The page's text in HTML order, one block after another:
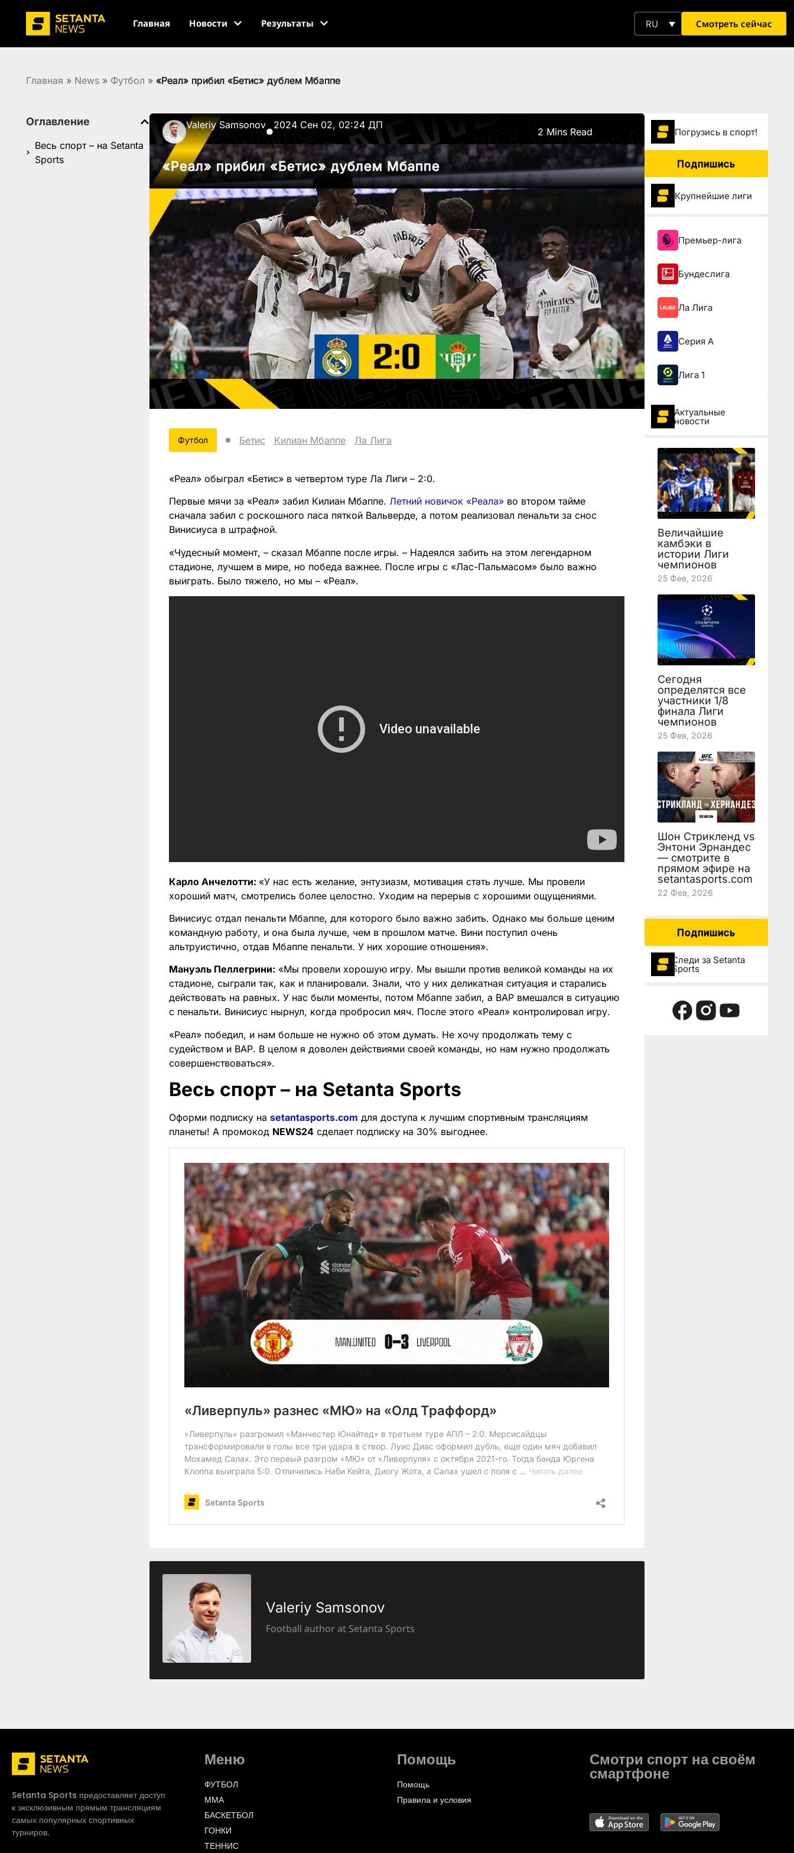
Главная Новости Результаты RU Смотреть сейчас
Главная » News » Футбол » «Реал» прибил «Бетис» дублем Мбаппе
Оглавление
Весь спорт – на Setanta
Sports
Valeriy Samsonov
●
2024 Сен 02, 02:24 ДП
2 Mins Read
«Реал» прибил «Бетис» дублем Мбаппе
Футбол Бетис Килиан Мбаппе Ла Лига
«Реал» обыграл «Бетис» в четвертом туре Ла Лиги – 2:0.
Первые мячи за «Реал» забил Килиан Мбаппе.Летний новичок «Реала» во втором тайме
сначала забил с роскошного паса пяткой Вальверде, а потом реализовал пенальти за снос
Винисиуса в штрафной.
«Чудесный момент, – сказал Мбаппе после игры. – Надеялся забить на этом легендарном
стадионе, лучшем в мире, но победа важнее. После игры с «Лас-Пальмасом» было важно
выиграть. Было тяжело, но мы – «Реал».
Карло Анчелотти: «У нас есть желание, энтузиазм, мотивация стать лучше. Мы провели
хороший матч, смотрелись более целостно. Уходим на перерыв с хорошими ощущениями.
Винисиус отдал пенальти Мбаппе, для которого было важно забить. Однако мы больше ценим
командную работу, и она была лучше, чем в прошлом матче. Вини поступил очень
альтруистично, отдав Мбаппе пенальти. У них хорошие отношения».
Мануэль Пеллегрини: «Мы провели хорошую игру. Мы вышли против великой команды на их
стадионе, сыграли так, как и планировали. Знали, что у них деликатная ситуация и старались
действовать на равных. У нас были моменты, потом Мбаппе забил, а ВАР вмешался в ситуацию
с пенальти. Винисиус нырнул, когда пробросил мяч. После этого «Реал» контролировал игру.
«Реал» победил, и нам больше не нужно об этом думать. Не хочу продолжать тему с
судейством и ВАР. В целом я доволен действиями своей команды, но нам нужно продолжать
совершенствоваться».
Весь спорт – на Setanta Sports
Оформи подписку наsetantasports.com для доступа к лучшим спортивным трансляциям
планеты! А промокод NEWS24 сделает подписку на 30% выгоднее.
Valeriy Samsonov
Football author at Setanta Sports
Погрузиcь в спорт!
Подпишись
Крупнейшие лиги
Премьер-лига
Бундеслига
Ла Лига
Серия А
Лига 1
Актуальные
новости
Величайшие
камбэки в
истории Лиги
чемпионов
25 Фев, 2026
Сегодня
определятся все
участники 1/8
финала Лиги
чемпионов
25 Фев, 2026
Шон Стрикленд vs
Энтони Эрнандес
— смотрите в
прямом эфире на
setantasports.com
22 Фев, 2026
Подпишись
Следи за Setanta
Sports
Setanta Sports предоставляет доступ
к эксклюзивным прямым трансляциям
самых популярных спортивных
турниров.
Меню
ФУТБОЛ
ММА
БАСКЕТБОЛ
ГОНКИ
ТЕННИС
Помощь
Помощь
Правила и условия
Смотри спорт на своём
смартфоне